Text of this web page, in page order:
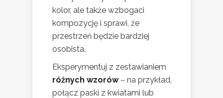
kolor, ale także wzbogaci
kompozycję i sprawi, że
przestrzeń będzie bardziej
osobista.
Eksperymentuj z zestawianiem
różnych wzorów– na przykład,
połącz paski z kwiatami lub